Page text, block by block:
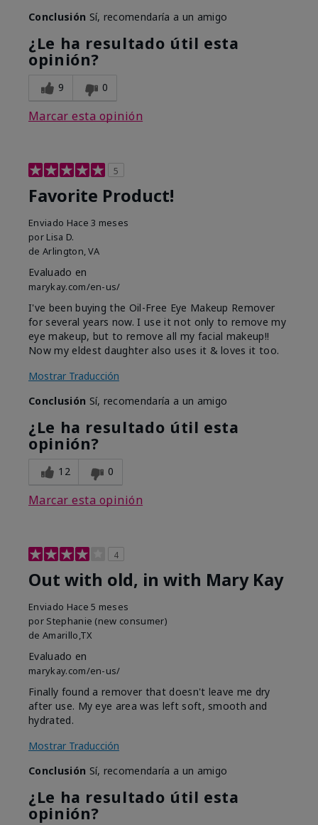
Conclusión Sí, recomendaría a un amigo
¿Le ha resultado útil esta
opinión?
9 0
Marcar esta opinión
5
Favorite Product!
Enviado Hace 3 meses
por Lisa D.
de Arlington, VA
Evaluado en
marykay.com/en-us/
I've been buying the Oil-Free Eye Makeup Remover
for several years now. I use it not only to remove my
eye makeup, but to remove all my facial makeup!!
Now my eldest daughter also uses it & loves it too.
Mostrar Traducción
Conclusión Sí, recomendaría a un amigo
¿Le ha resultado útil esta
opinión?
12 0
Marcar esta opinión
4
Out with old, in with Mary Kay
Enviado Hace 5 meses
por Stephanie (new consumer)
de Amarillo,TX
Evaluado en
marykay.com/en-us/
Finally found a remover that doesn't leave me dry
after use. My eye area was left soft, smooth and
hydrated.
Mostrar Traducción
Conclusión Sí, recomendaría a un amigo
¿Le ha resultado útil esta
opinión?